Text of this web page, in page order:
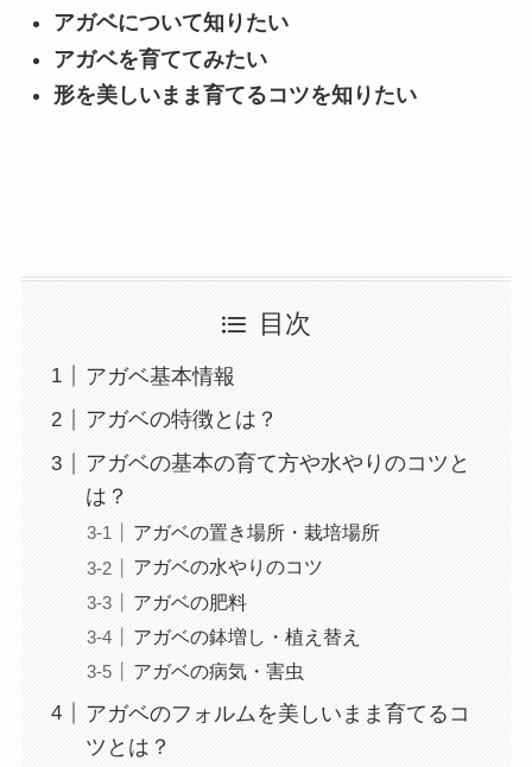
アガベについて知りたい
アガベを育ててみたい
形を美しいまま育てるコツを知りたい
目次
アガベ基本情報
アガベの特徴とは？
アガベの基本の育て方や水やりのコツと
は？
アガベの置き場所・栽培場所
アガベの水やりのコツ
アガベの肥料
アガベの鉢増し・植え替え
アガベの病気・害虫
アガベのフォルムを美しいまま育てるコ
ツとは？